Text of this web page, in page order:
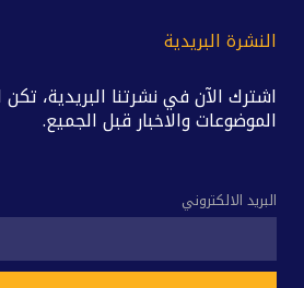
النشرة البريدية
اشترك الآن في نشرتنا البريدية،
الموضوعات والاخبار قبل الجميع.
البريد الالكتروني